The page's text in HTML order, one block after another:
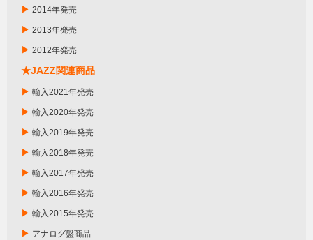
▶ 2014年発売
▶ 2013年発売
▶ 2012年発売
★JAZZ関連商品
▶ 輸入2021年発売
▶ 輸入2020年発売
▶ 輸入2019年発売
▶ 輸入2018年発売
▶ 輸入2017年発売
▶ 輸入2016年発売
▶ 輸入2015年発売
▶ アナログ盤商品